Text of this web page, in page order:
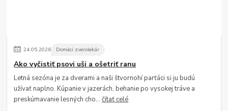
24.05.2026 Domáci zverolekár
Ako vyčistiť psovi uši a ošetriť ranu
Letná sezóna je za dverami a naši štvornohí parťáci si ju budú
užívať naplno. Kúpanie v jazerách, behanie po vysokej tráve a
preskúmavanie lesných cho...čítať celé